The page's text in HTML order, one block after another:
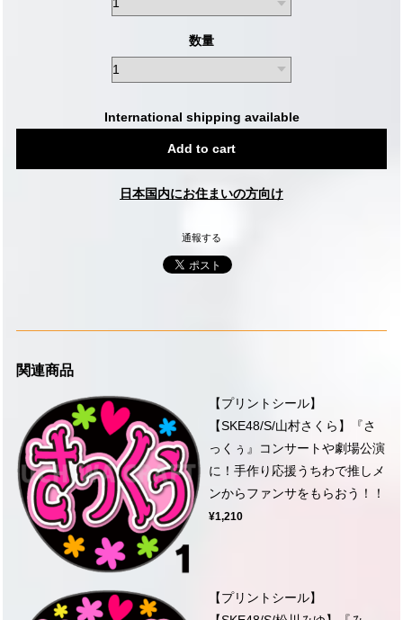
数量
International shipping available
Add to cart
日本国内にお住まいの方向け
通報する
関連商品
【プリントシール】
【SKE48/S/山村さくら】『さ
っくぅ』コンサートや劇場公演
に！手作り応援うちわで推しメ
ンからファンサをもらおう！！
¥1,210
【プリントシール】